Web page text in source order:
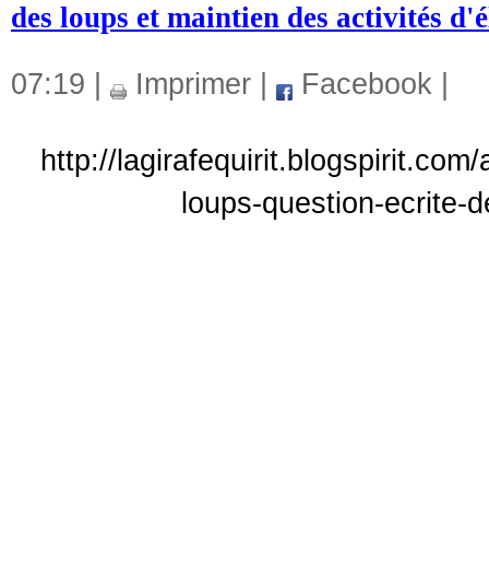
des loups et maintien des activités
07:19 | Imprimer Facebook
http://
loups-question-ecrite-